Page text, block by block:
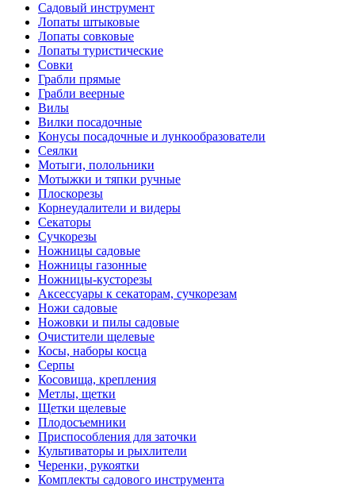
Садовый инструмент
Лопаты штыковые
Лопаты совковые
Лопаты туристические
Совки
Грабли прямые
Грабли веерные
Вилы
Вилки посадочные
Конусы посадочные и лункообразователи
Сеялки
Мотыги, полольники
Мотыжки и тяпки ручные
Плоскорезы
Корнеудалители и видеры
Секаторы
Сучкорезы
Ножницы садовые
Ножницы газонные
Ножницы-кусторезы
Аксессуары к секаторам, сучкорезам
Ножи садовые
Ножовки и пилы садовые
Очистители щелевые
Косы, наборы косца
Серпы
Косовища, крепления
Метлы, щетки
Щетки щелевые
Плодосъемники
Приспособления для заточки
Культиваторы и рыхлители
Черенки, рукоятки
Комплекты садового инструмента